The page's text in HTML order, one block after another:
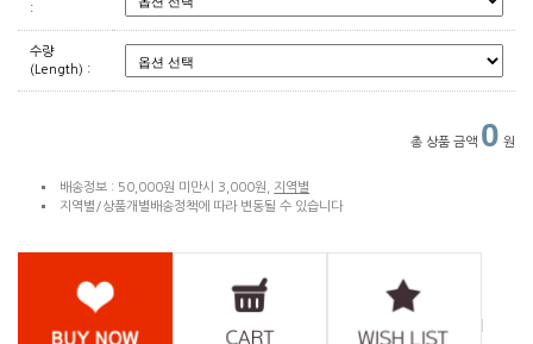
:
수량
(Length) :
총 상품 금액 0 원
배송정보 : 50,000원 미만시 3,000원, 지역별
지역별/상품개별배송정책에 따라 변동될 수 있습니다